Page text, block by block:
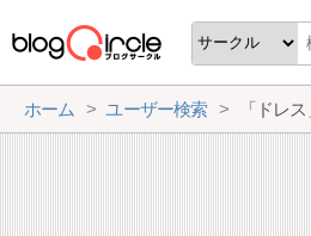
ホーム ユーザー検索 「ドレ